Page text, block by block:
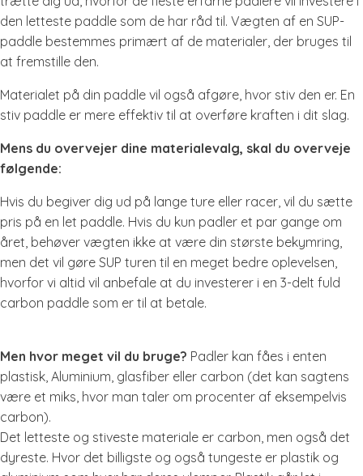
den letteste paddle som de har råd til. Vægten af en SUP-
paddle bestemmes primært af de materialer, der bruges til
at fremstille den.
Materialet på din paddle vil også afgøre, hvor stiv den er. En
stiv paddle er mere effektiv til at overføre kraften i dit slag.
Mens du overvejer dine materialevalg, skal du overveje
følgende:
Hvis du begiver dig ud på lange ture eller racer, vil du sætte
pris på en let paddle. Hvis du kun padler et par gange om
året, behøver vægten ikke at være din største bekymring,
men det vil gøre SUP turen til en meget bedre oplevelsen,
hvorfor vi altid vil anbefale at du investerer i en 3-delt fuld
carbon paddle som er til at betale.
Men hvor meget vil du bruge? Padler kan fåes i enten
plastisk, Aluminium, glasfiber eller carbon (det kan sagtens
være et miks, hvor man taler om procenter af eksempelvis
carbon).
Det letteste og stiveste materiale er carbon, men også det
dyreste. Hvor det billigste og også tungeste er plastik og